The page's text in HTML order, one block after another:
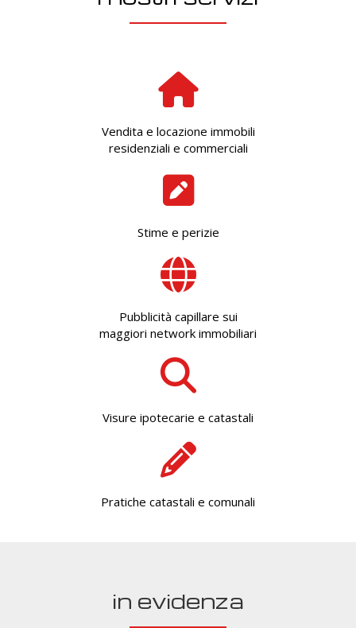
Vendita e locazione immobili
residenziali e commerciali
Stime e perizie
Pubblicità capillare sui
maggiori network immobiliari
Visure ipotecarie e catastali
Pratiche catastali e comunali
in evidenza